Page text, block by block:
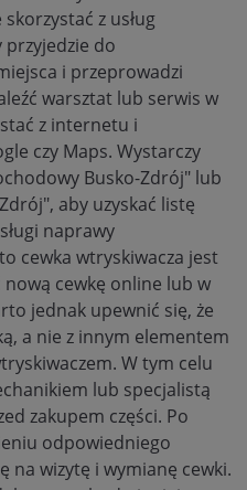
z usług
do
i przeprowadzi
warsztat lub serwis w
z internetu i
czy Maps. Wystarczy
Busko-Zdrój" lub
aby uzyskać listę
naprawy
cewka wtryskiwacza jest
cewkę online lub w
jednak upewnić się, że
a nie z innym elementem
W tym celu
lub specjalistą
zakupem części. Po
odpowiedniego
na wizytę i wymianę cewki.